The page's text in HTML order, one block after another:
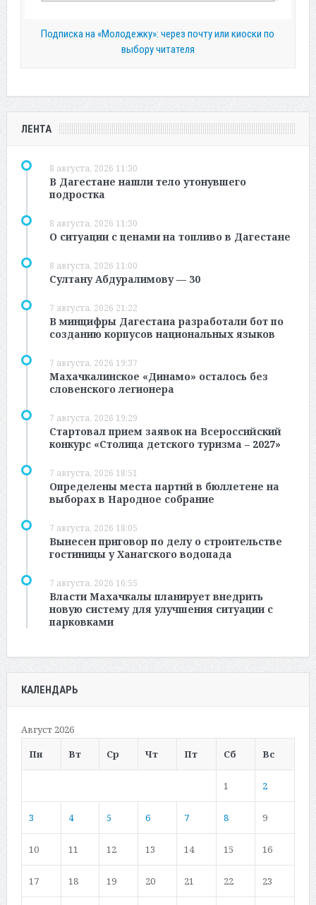
Подписка на «Молодежку»: через почту или киоски по
выбору читателя
ЛЕНТА
8 августа, 2026 11:30
В Дагестане нашли тело утонувшего
подростка
8 августа, 2026 11:30
О ситуации с ценами на топливо в Дагестане
8 августа, 2026 11:00
Султану Абдуралимову — 30
7 августа, 2026 21:22
В минцифры Дагестана разработали бот по
созданию корпусов национальных языков
7 августа, 2026 19:37
Махачкалинское «Динамо» осталось без
словенского легионера
7 августа, 2026 19:29
Стартовал прием заявок на Всероссийский
конкурс «Столица детского туризма – 2027»
7 августа, 2026 18:51
Определены места партий в бюллетене на
выборах в Народное собрание
7 августа, 2026 18:05
Вынесен приговор по делу о строительстве
гостиницы у Ханагского водопада
7 августа, 2026 16:55
Власти Махачкалы планирует внедрить
новую систему для улучшения ситуации с
парковками
КАЛЕНДАРЬ
Август 2026
Пн
Вт Ср Чт Пт Сб Вс
1 2
3 4 5 6 7 8 9
10 11 12 13 14 15 16
17 18 19 20 21 22 23